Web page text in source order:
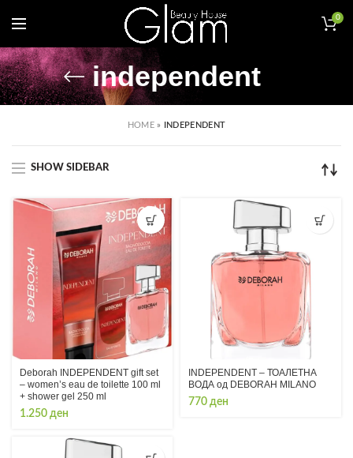
0
independent
HOME» INDEPENDENT
SHOW SIDEBAR
Deborah INDEPENDENT gift set
– women’s eau de toilette 100 ml
+ shower gel 250 ml
1.250 ден
INDEPENDENT – ТОАЛЕТНА
ВОДА од DEBORAH MILANO
770 ден